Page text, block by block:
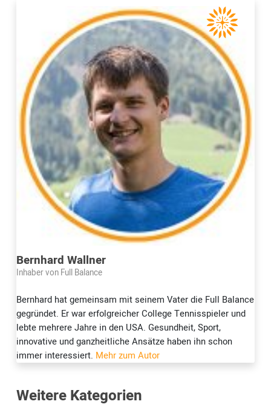
Bernhard Wallner
Inhaber von Full Balance
Bernhard hat gemeinsam mit seinem Vater die Full Balance
gegründet. Er war erfolgreicher College Tennisspieler und
lebte mehrere Jahre in den USA. Gesundheit, Sport,
innovative und ganzheitliche Ansätze haben ihn schon
immer interessiert. Mehr zum Autor
Weitere Kategorien